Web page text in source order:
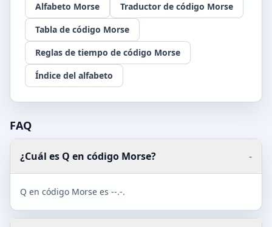
Alfabeto Morse
Traductor de código Morse
Tabla de código Morse
Reglas de tiempo de código Morse
Índice del alfabeto
FAQ
¿Cuál es Q en código Morse? -
Q en código Morse es --.-.